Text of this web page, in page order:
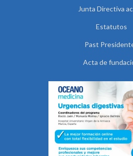
Junta Directiva
Estatutos
Past
Acta de